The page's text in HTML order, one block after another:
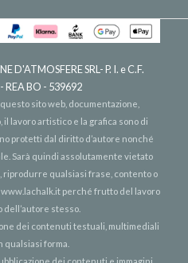
D'ATMOSFERE SRL- P. I. e C.F.
REA BO - 539692
sito web, documentazione,
il lavoro artistico e la grafica sono di
protetti dal diritto d’autore nonché
Sarà quindi assolutamente vietato
qualsiasi frase, contento o
www.lachalk.it perché frutto del lavoro
dell’autore stesso.
dei contenuti testuali, multimediali
qualsiasi forma.